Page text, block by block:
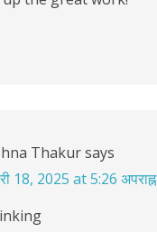
Thakursays
18, 2025 at 5:26 अपराह्न